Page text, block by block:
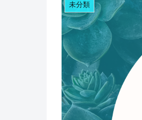
未分類